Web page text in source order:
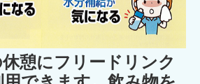
憩にフリードリンク